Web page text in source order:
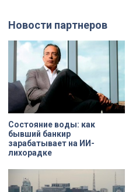
Новости партнеров
Состояние воды: как
бывший банкир
зарабатывает на ИИ-
лихорадке